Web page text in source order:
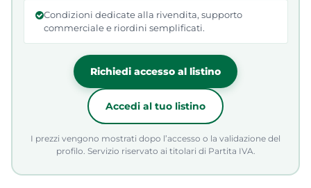
Condizioni dedicate alla rivendita, supporto
commerciale e riordini semplificati.
Richiedi accesso al listino
Accedi al tuo listino
I prezzi vengono mostrati dopo l’accesso o la validazione del
profilo. Servizio riservato ai titolari di Partita IVA.